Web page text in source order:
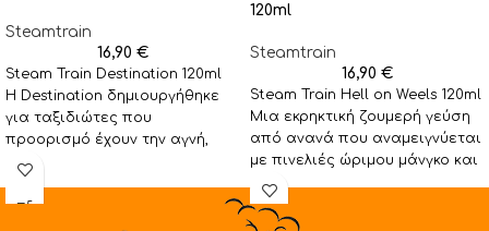
Steamtrain
16,90 €
Steam Train Destination 120ml
Η Destination δημιουργήθηκε
για ταξιδιώτες που
προορισμό έχουν την αγνή,
ατελείωτη ικανοποίηση. Μια
τροπική γεύση που
120ml
Steamtrain
16,90 €
Steam Train Hell on Weels 120ml
Μια εκρηκτική ζουμερή γεύση
από ανανά που αναμειγνύεται
με πινελιές ώριμου μάνγκο και
παπάγιας